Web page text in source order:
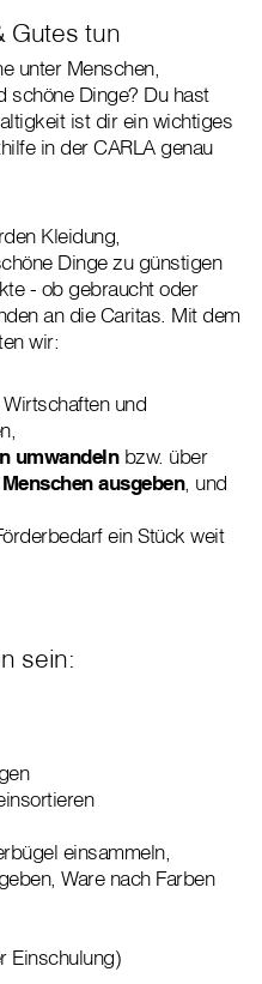
Gutes tun
unter Menschen,
schöne Dinge? Du hast
ist dir ein wichtiges
in der CARLA genau
Kleidung,
Dinge zu günstigen
- ob gebraucht oder
an die Caritas. Mit dem
wir:
und
umwandelnbzw. über
ausgeben, und
ein Stück weit
sein:
einsammeln,
Ware nach Farben
Einschulung)